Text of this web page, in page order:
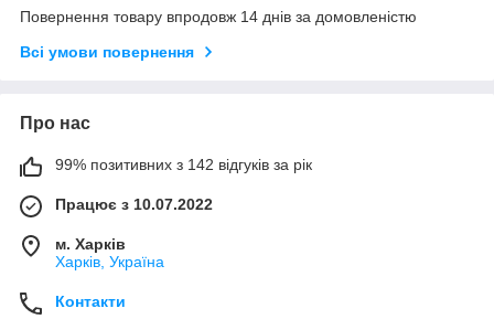
Повернення товару впродовж 14 днів за домовленістю
Всі умови повернення
Про нас
99% позитивних з 142 відгуків за рік
Працює з 10.07.2022
м. Харків
Харків, Україна
Контакти